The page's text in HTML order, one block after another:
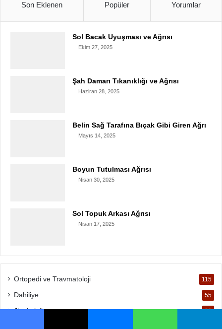
Son Eklenen Popüler Yorumlar
Sol Bacak Uyuşması ve Ağrısı
Ekim 27, 2025
Şah Damarı Tıkanıklığı ve Ağrısı
Haziran 28, 2025
Belin Sağ Tarafına Bıçak Gibi Giren Ağrı
Mayıs 14, 2025
Boyun Tutulması Ağrısı
Nisan 30, 2025
Sol Topuk Arkası Ağrısı
Nisan 17, 2025
Ortopedi ve Travmatoloji 115
Dahiliye 55
Jinekoloji 29